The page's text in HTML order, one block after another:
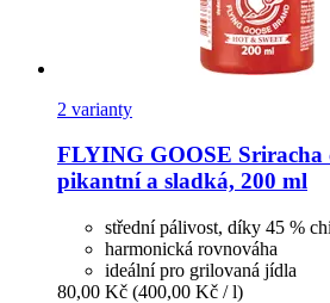
2 varianty
FLYING GOOSE Sriracha
pikantní a sladká, 200 ml
střední pálivost, díky 45 %
harmonická rovnováha
ideální pro grilovaná jídla
80,00 Kč (400,00 Kč / l)